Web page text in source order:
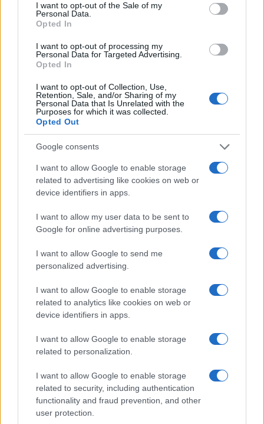
I want to opt-out of the Sale of my
Personal Data.
Opted In
I want to opt-out of processing my
Personal Data for Targeted Advertising.
Opted In
I want to opt-out of Collection, Use,
Retention, Sale, and/or Sharing of my
Personal Data that Is Unrelated with the
Purposes for which it was collected.
Opted Out
Google consents
I want to allow Google to enable storage
related to advertising like cookies on web or
device identifiers in apps.
I want to allow my user data to be sent to
Google for online advertising purposes.
I want to allow Google to send me
personalized advertising.
I want to allow Google to enable storage
related to analytics like cookies on web or
device identifiers in apps.
I want to allow Google to enable storage
related to personalization.
I want to allow Google to enable storage
related to security, including authentication
functionality and fraud prevention, and other
user protection.
Ροή Ειδήσεων
Δύο άγνωστα drones πάνω από
γερμανική βάση υποστήριξης Patriot
ΣΑΝ ΣΗΜΕΡΑ – 9 Αυγούστου 1945:
Ναγκασάκι, ο δεύτερος ατομικός
βομβαρδισμός
Ζελένσκι: Δεν φθάνουν οι ποσότητες
πυραύλων Patriot που μας στέλνουν